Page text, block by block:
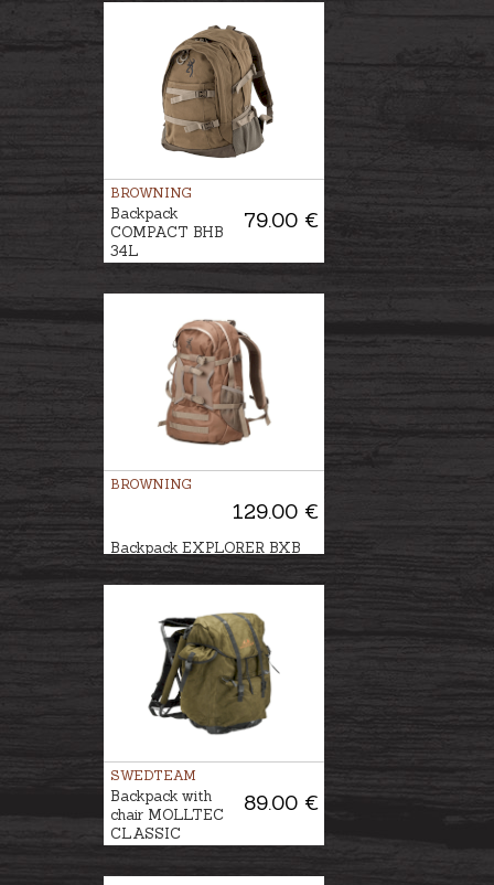
BROWNING
79.00 €
Backpack
COMPACT BHB
34L
BROWNING
129.00 €
Backpack EXPLORER BXB
41L
SWEDTEAM
89.00 €
Backpack with
chair MOLLTEC
CLASSIC